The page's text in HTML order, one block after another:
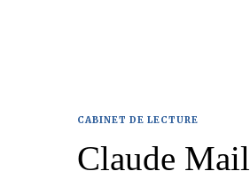
CABINET DE LECTURE
Claude